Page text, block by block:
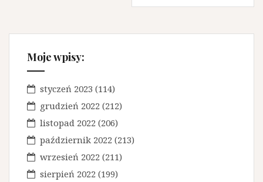
g
Moje wpisy:
styczeń 2023 (114)
grudzień 2022 (212)
listopad 2022 (206)
październik 2022 (213)
wrzesień 2022 (211)
sierpień 2022 (199)